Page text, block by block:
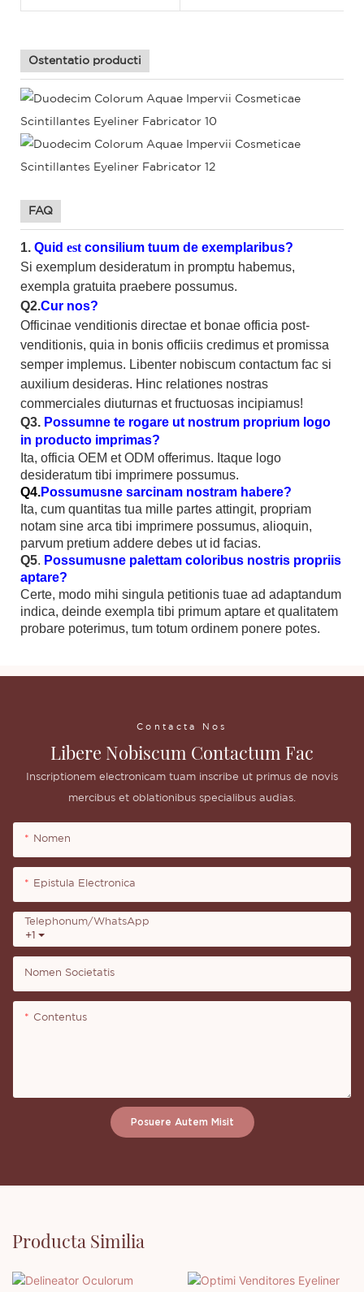
Ostentatio producti
FAQ
1. Quid est consilium tuum de exemplaribus?
Si exemplum desideratum in promptu habemus,
exempla gratuita praebere possumus.
Q2.Cur nos?
Officinae venditionis directae et bonae officia post-
venditionis, quia in bonis officiis credimus et promissa
semper implemus. Libenter nobiscum contactum fac si
auxilium desideras. Hinc relationes nostras
commerciales diuturnas et fructuosas incipiamus!
Q3. Possumne te rogare ut nostrum proprium logo
in producto imprimas?
Ita, officia OEM et ODM offerimus. Itaque logo
desideratum tibi imprimere possumus.
Q4.Possumusne sarcinam nostram habere?
Ita, cum quantitas tua mille partes attingit, propriam
notam sine arca tibi imprimere possumus, alioquin,
parvum pretium addere debes ut id facias.
Q5. Possumusne palettam coloribus nostris propriis
aptare?
Certe, modo mihi singula petitionis tuae ad adaptandum
indica, deinde exempla tibi primum aptare et qualitatem
probare poterimus, tum totum ordinem ponere potes.
Contacta Nos
Libere Nobiscum Contactum Fac
Inscriptionem electronicam tuam inscribe ut primus de novis
mercibus et oblationibus specialibus audias.
Nomen
Epistula Electronica
+1
Telephonum/WhatsApp
Nomen Societatis
Contentus
Posuere Autem Misit
Producta Similia